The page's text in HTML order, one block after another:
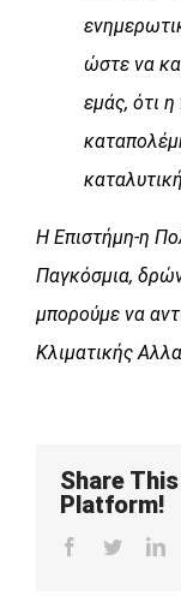
ώστε να
εμάς, ότι
Η Επιστήμη-η
Παγκόσμια,
μπορούμε να
Κλιματικής
Share
Platform!
Facebook
Twitter